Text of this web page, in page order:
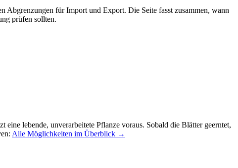
für Import und Export. Die Seite fasst zusammen, wann
prüfen sollten.
lebende, unverarbeitete Pflanze voraus. Sobald die Blätter geerntet,
Alle Möglichkeiten im Überblick →